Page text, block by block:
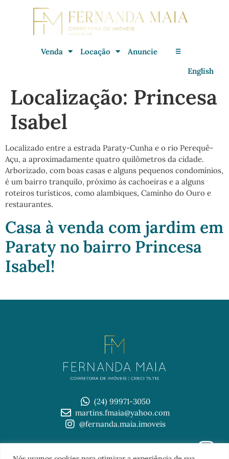
Venda Locação Anuncie ☰
English
Localização: Princesa
Isabel
Localizado entre a estrada Paraty-Cunha e o rio Perequê-
Açu, a aproximadamente quatro quilômetros da cidade.
Arborizado, com boas casas e alguns pequenos condomínios,
é um bairro tranquilo, próximo às cachoeiras e a alguns
roteiros turísticos, como alambiques, Caminho do Ouro e
restaurantes.
Casa à venda com jardim em
Paraty no bairro Princesa
Isabel!
(24) 99971-3050
martins.fmaia@yahoo.com
@fernanda.maia.imoveis